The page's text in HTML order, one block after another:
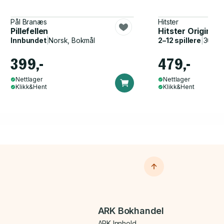
Pål Branæs
Pillefellen
Innbundet|Norsk, Bokmål
399,-
Nettlager
Klikk&Hent
Hitster
Hitster Original
2–12 spillere
479,-
Nettlager
Klikk&Hent
ARK Bokhandel